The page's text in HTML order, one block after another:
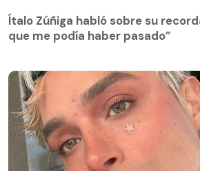
Ítalo Zúñiga habló sobre su
que me podía haber pasado”